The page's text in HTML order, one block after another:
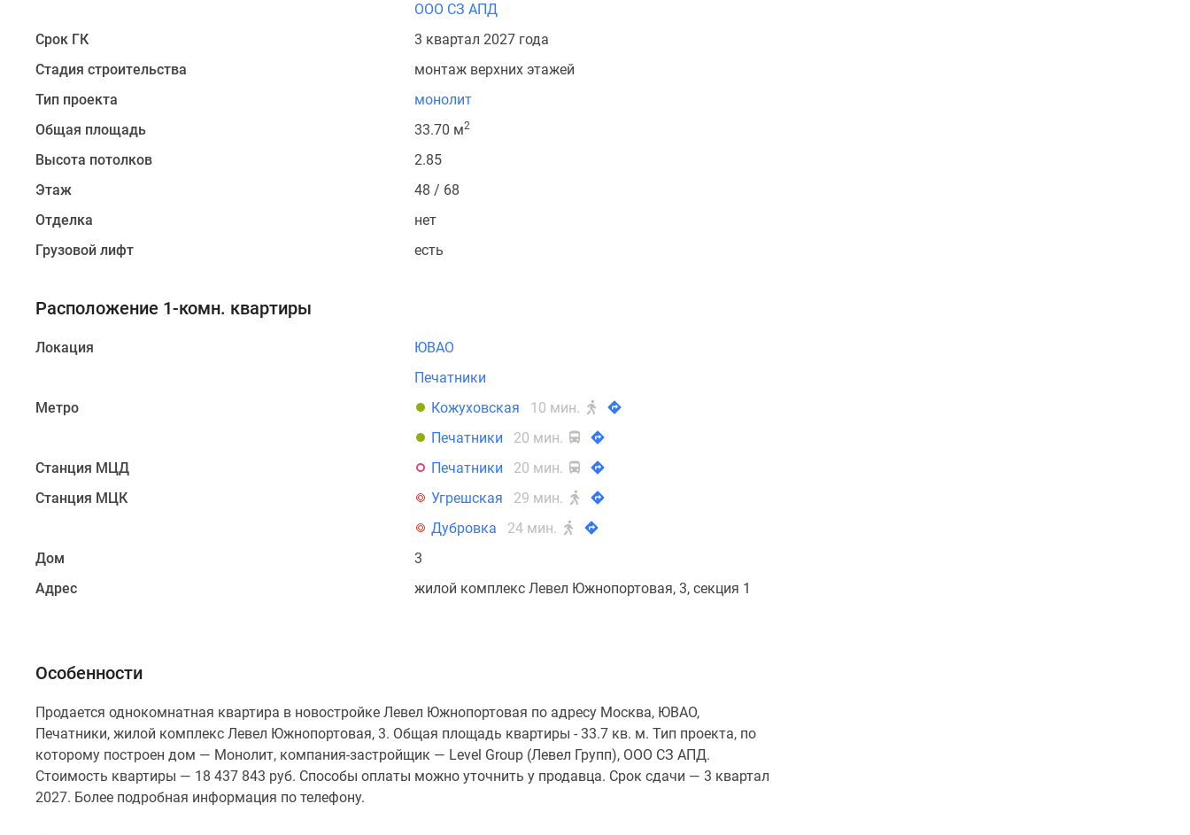
ООО СЗ АПД
Срок ГК
3 квартал 2027 года
Стадия строительства
монтаж верхних этажей
Тип проекта
монолит
Общая площадь
33.70 м2
Высота потолков
2.85
Этаж
48 / 68
Отделка
нет
Грузовой лифт
есть
Расположение 1-комн. квартиры
Локация
ЮВАО
Печатники
Метро
Кожуховская
10 мин.
Печатники
20 мин.
Станция МЦД
Печатники
20 мин.
Станция МЦК
Угрешская
29 мин.
Дубровка
24 мин.
Дом
3
Адрес
жилой комплекс Левел Южнопортовая, 3, секция 1
Особенности
Продается однокомнатная квартира в новостройке Левел Южнопортовая по адресу Москва, ЮВАО,
Печатники, жилой комплекс Левел Южнопортовая, 3. Общая площадь квартиры - 33.7 кв. м. Тип проекта, по
которому построен дом — Монолит, компания-застройщик — Level Group (Левел Групп), ООО СЗ АПД.
Стоимость квартиры — 18 437 843 руб. Способы оплаты можно уточнить у продавца. Срок сдачи — 3 квартал
2027. Более подробная информация по телефону.